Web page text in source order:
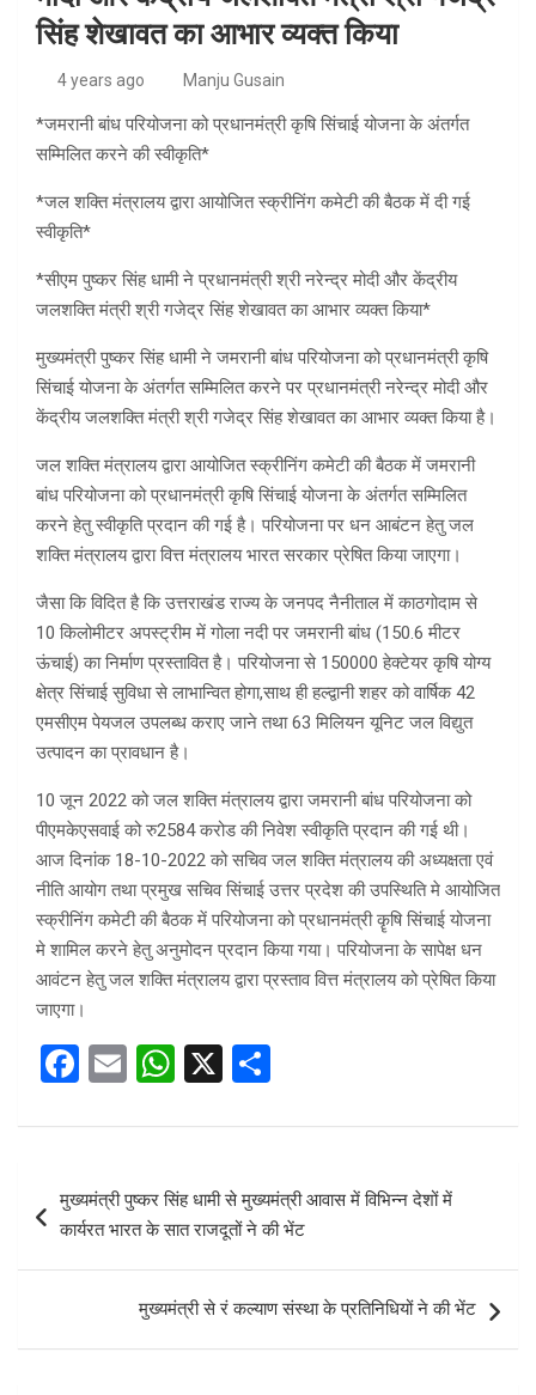
सिंह शेखावत का आभार व्यक्त किया
4 years ago Manju Gusain
*जमरानी बांध परियोजना को प्रधानमंत्री कृषि सिंचाई योजना के अंतर्गत
सम्मिलित करने की स्वीकृति*
*जल शक्ति मंत्रालय द्वारा आयोजित स्क्रीनिंग कमेटी की बैठक में दी गई
स्वीकृति*
*सीएम पुष्कर सिंह धामी ने प्रधानमंत्री श्री नरेन्द्र मोदी और केंद्रीय
जलशक्ति मंत्री श्री गजेद्र सिंह शेखावत का आभार व्यक्त किया*
मुख्यमंत्री पुष्कर सिंह धामी ने जमरानी बांध परियोजना को प्रधानमंत्री कृषि
सिंचाई योजना के अंतर्गत सम्मिलित करने पर प्रधानमंत्री नरेन्द्र मोदी और
केंद्रीय जलशक्ति मंत्री श्री गजेद्र सिंह शेखावत का आभार व्यक्त किया है।
जल शक्ति मंत्रालय द्वारा आयोजित स्क्रीनिंग कमेटी की बैठक में जमरानी
बांध परियोजना को प्रधानमंत्री कृषि सिंचाई योजना के अंतर्गत सम्मिलित
करने हेतु स्वीकृति प्रदान की गई है। परियोजना पर धन आबंटन हेतु जल
शक्ति मंत्रालय द्वारा वित्त मंत्रालय भारत सरकार प्रेषित किया जाएगा।
जैसा कि विदित है कि उत्तराखंड राज्य के जनपद नैनीताल में काठगोदाम से
10 किलोमीटर अपस्ट्रीम में गोला नदी पर जमरानी बांध (150.6 मीटर
ऊंचाई) का निर्माण प्रस्तावित है। परियोजना से 150000 हेक्टेयर कृषि योग्य
क्षेत्र सिंचाई सुविधा से लाभान्वित होगा,साथ ही हल्द्वानी शहर को वार्षिक 42
एमसीएम पेयजल उपलब्ध कराए जाने तथा 63 मिलियन यूनिट जल विद्युत
उत्पादन का प्रावधान है।
10 जून 2022 को जल शक्ति मंत्रालय द्वारा जमरानी बांध परियोजना को
पीएमकेएसवाई को रु2584 करोड की निवेश स्वीकृति प्रदान की गई थी।
आज दिनांक 18-10-2022 को सचिव जल शक्ति मंत्रालय की अध्यक्षता एवं
नीति आयोग तथा प्रमुख सचिव सिंचाई उत्तर प्रदेश की उपस्थिति मे आयोजित
स्क्रीनिंग कमेटी की बैठक में परियोजना को प्रधानमंत्री कॄषि सिंचाई योजना
मे शामिल करने हेतु अनुमोदन प्रदान किया गया। परियोजना के सापेक्ष धन
आवंटन हेतु जल शक्ति मंत्रालय द्वारा प्रस्ताव वित्त मंत्रालय को प्रेषित किया
जाएगा।
F
ce
b
o
E
ail
W
at
s
A
p
X
ar
e
navigation
मुख्यमंत्री पुष्कर सिंह धामी से मुख्यमंत्री आवास में विभिन्न देशों में
कार्यरत भारत के सात राजदूतों ने की भेंट
मुख्यमंत्री से रं कल्याण संस्था के प्रतिनिधियों ने की भेंट